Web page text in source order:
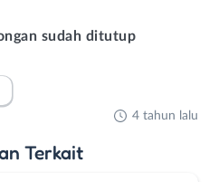
sudah ditutup
4 tahun lalu
Terkait